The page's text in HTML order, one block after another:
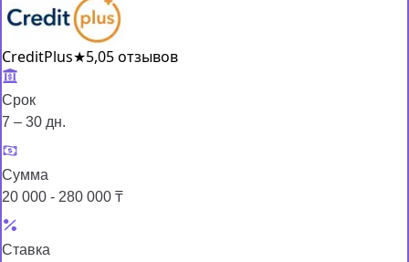
CreditPlus★5,05 отзывов
Срок
7 – 30 дн.
Сумма
20 000 - 280 000 ₸
Ставка